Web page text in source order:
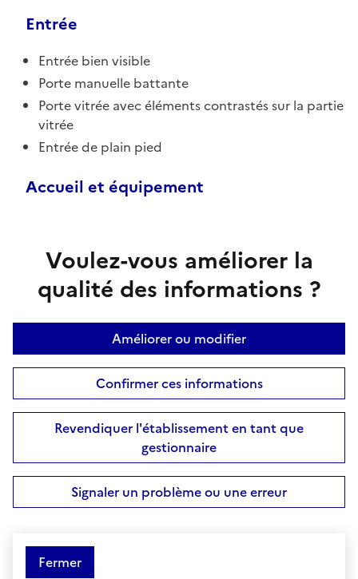
Entrée
Entrée bien visible
Porte manuelle battante
Porte vitrée avec éléments contrastés sur la partie
vitrée
Entrée de plain pied
Accueil et équipement
Voulez-vous améliorer la
qualité des informations ?
Améliorer ou modifier
Confirmer ces informations
Revendiquer l'établissement en tant que
gestionnaire
Signaler un problème ou une erreur
Fermer